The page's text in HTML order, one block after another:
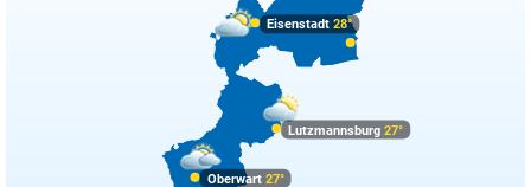
leichte Regenschauer
11°
Eisenstadt 28°
Lutzmannsburg 27°
Oberwart27°